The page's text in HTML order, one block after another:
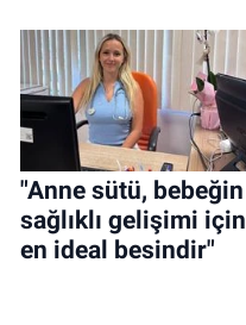
"Anne sütü, bebeğin
sağlıklı gelişimi için
en ideal besindir"